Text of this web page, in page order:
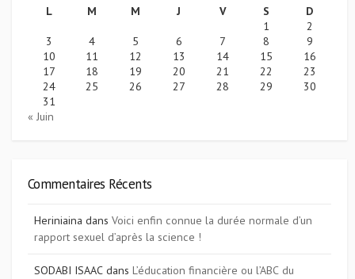
L
M M J V S
D
1
2
3
4 5 6 7 8
9
10
11 12 13 14 15
16
17
18 19 20 21 22
23
24
25 26 27 28 29
30
31
« Juin
Commentaires Récents
Heriniaina dans Voici enfin connue la durée normale d’un
rapport sexuel d’après la science !
SODABI ISAAC dans L’éducation financière ou l’ABC du